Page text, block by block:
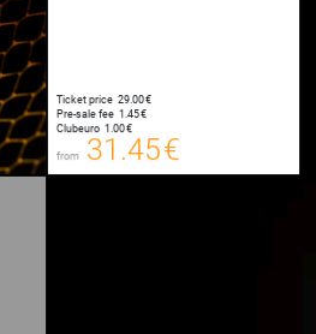
Ticket price 29.00 €
Pre-sale fee 1.45 €
Clubeuro 1.00 €
from 31.45 €
00